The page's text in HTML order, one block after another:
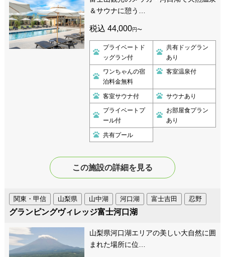
＆サウナに憩う…
税込 44,000円〜
プライベートド
ッグラン付
共有ドッグラン
あり
ワンちゃんの宿
泊料金無料
客室温泉付
客室サウナ付 サウナあり
プライベートプ
ール付
お部屋食プラン
あり
共有プール
この施設の詳細を見る
富士吉田 忍野
関東・甲信 山梨県 山中湖 河口湖
グランピングヴィレッジ富士河口湖
山梨県河口湖エリアの美しい大自然に囲
まれた場所に位…